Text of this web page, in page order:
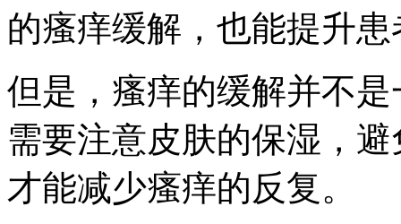
的瘙痒缓解，也能提升
但是，瘙痒的缓解并不
需要注意皮肤的保湿，
才能减少瘙痒的反复。